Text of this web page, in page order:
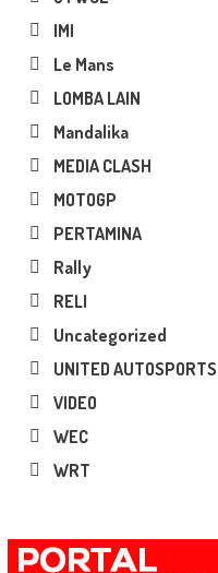
IMI
Le Mans
LOMBA LAIN
Mandalika
MEDIA CLASH
MOTOGP
PERTAMINA
Rally
RELI
Uncategorized
UNITED AUTOSPORTS
VIDEO
WEC
WRT